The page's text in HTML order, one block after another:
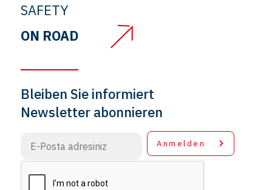
SAFETY
ON ROAD
Bleiben Sie informiert
Newsletter abonnieren
Anmelden